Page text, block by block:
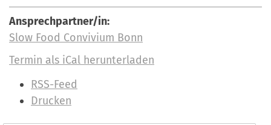
Ansprechpartner/in:
Slow Food Convivium Bonn
Termin als iCal herunterladen
RSS-Feed
Drucken